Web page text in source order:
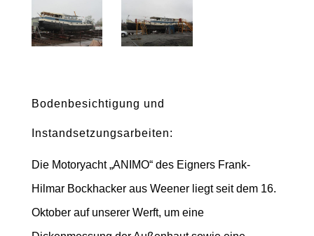
Bodenbesichtigung und
Instandsetzungsarbeiten:
Die Motoryacht „ANIMO“ des Eigners Frank-
Hilmar Bockhacker aus Weener liegt seit dem 16.
Oktober auf unserer Werft, um eine